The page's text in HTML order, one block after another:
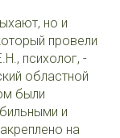
но и
провели
психолог, -
областной
были
и
на